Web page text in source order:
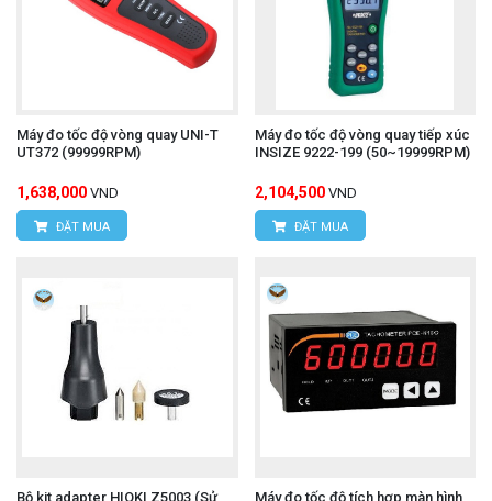
Máy đo tốc độ vòng quay UNI-T
UT372 (99999RPM)
1,638,000 VND
ĐẶT MUA
Máy đo tốc độ vòng quay tiếp xúc
INSIZE 9222-199 (50~19999RPM)
2,104,500 VND
ĐẶT MUA
Bộ kit adapter HIOKI Z5003 (Sử
Máy đo tốc độ tích hợp màn hình